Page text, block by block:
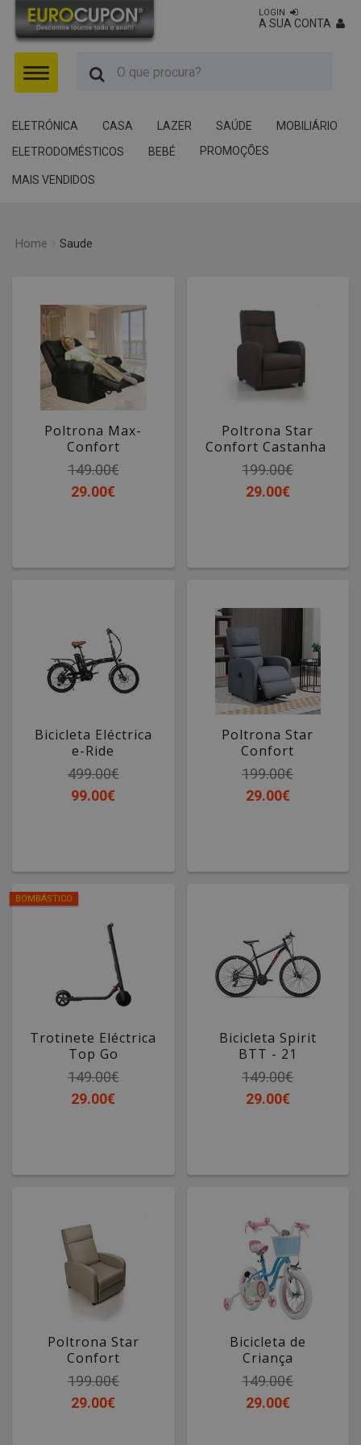
Menu
LOGIN
A SUA CONTA
ELETRÓNICA CASA LAZER SAÚDE
MOBILIÁRIO
ELETRODOMÉSTICOS
BEBÉ PROMOÇÕES
MAIS VENDIDOS
Home Saude
Poltrona Max-
Confort
149.00€
29.00€
Poltrona Star
Confort Castanha
199.00€
29.00€
Bicicleta Eléctrica
e-Ride
Urbana e Dobrável
499.00€
99.00€
Poltrona Star
Confort
Cinza
199.00€
29.00€
BOMBÁSTICO
Trotinete Eléctrica
Top Go
149.00€
29.00€
Bicicleta Spirit
BTT - 21
Velocidades
149.00€
29.00€
Poltrona Star
Confort
Creme
199.00€
29.00€
Bicicleta de
Criança
STAR
149.00€
29.00€